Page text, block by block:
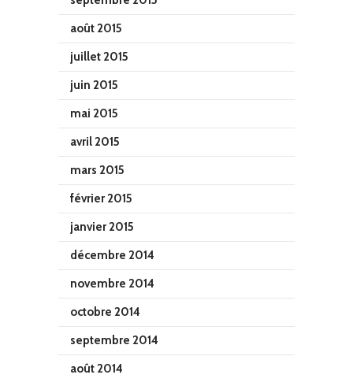
août 2015
juillet 2015
juin 2015
mai 2015
avril 2015
mars 2015
février 2015
janvier 2015
décembre 2014
novembre 2014
octobre 2014
septembre 2014
août 2014